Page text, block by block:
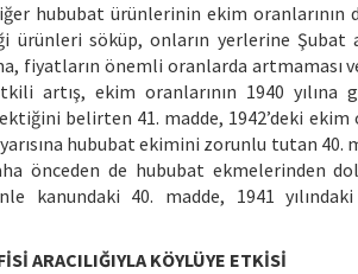
hububat ürünlerinin ekim
söküp, onların yerlerine Şubat
fiyatların önemli oranlarda artmaması
artış, ekim oranlarının 1940 yılına
belirten 41. madde, 1942’deki ekim
hububat ekimini zorunlu tutan 40.
önceden de hububat ekmelerinden
kanundaki 40. madde, 1941
ARACILIĞIYLA KÖYLÜYE ETKİSİ